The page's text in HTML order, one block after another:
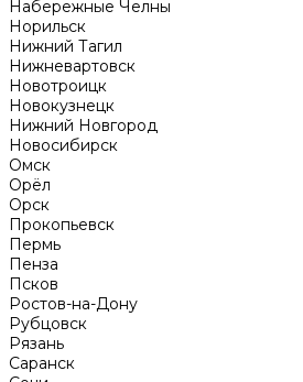
Набережные Челны
Норильск
Нижний Тагил
Нижневартовск
Новотроицк
Новокузнецк
Нижний Новгород
Новосибирск
Омск
Орёл
Орск
Прокопьевск
Пермь
Пенза
Псков
Ростов-на-Дону
Рубцовск
Рязань
Саранск